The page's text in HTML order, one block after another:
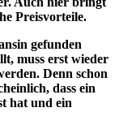
Preisvorteile.
gefunden
muss erst wieder
Denn schon
dass ein
hat und ein